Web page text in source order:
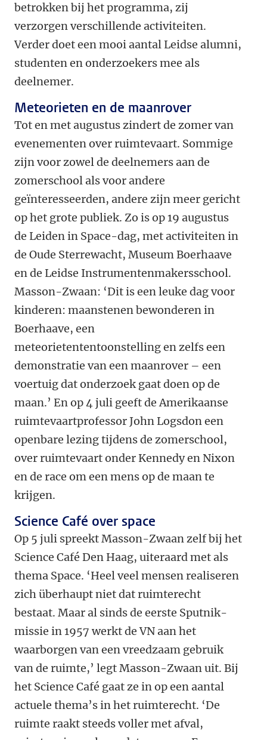
betrokken bij het programma, zij
verzorgen verschillende activiteiten.
Verder doet een mooi aantal Leidse alumni,
studenten en onderzoekers mee als
deelnemer.
Meteorieten en de maanrover
Tot en met augustus zindert de zomer van
evenementen over ruimtevaart. Sommige
zijn voor zowel de deelnemers aan de
zomerschool als voor andere
geïnteresseerden, andere zijn meer gericht
op het grote publiek. Zo is op 19 augustus
de Leiden in Space-dag, met activiteiten in
de Oude Sterrewacht, Museum Boerhaave
en de Leidse Instrumentenmakersschool.
Masson-Zwaan: ‘Dit is een leuke dag voor
kinderen: maanstenen bewonderen in
Boerhaave, een
meteorietententoonstelling en zelfs een
demonstratie van een maanrover – een
voertuig dat onderzoek gaat doen op de
maan.’ En op 4 juli geeft de Amerikaanse
ruimtevaartprofessor John Logsdon een
openbare lezing tijdens de zomerschool,
over ruimtevaart onder Kennedy en Nixon
en de race om een mens op de maan te
krijgen.
Science Café over space
Op 5 juli spreekt Masson-Zwaan zelf bij het
Science Café Den Haag, uiteraard met als
thema Space. ‘Heel veel mensen realiseren
zich überhaupt niet dat ruimterecht
bestaat. Maar al sinds de eerste Sputnik-
missie in 1957 werkt de VN aan het
waarborgen van een vreedzaam gebruik
van de ruimte,’ legt Masson-Zwaan uit. Bij
het Science Café gaat ze in op een aantal
actuele thema’s in het ruimterecht. ‘De
ruimte raakt steeds voller met afval,